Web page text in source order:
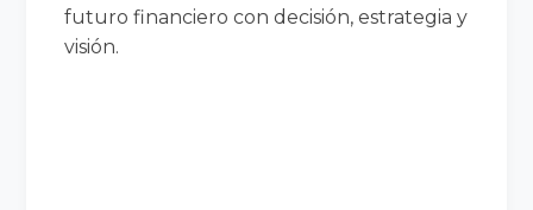
futuro financiero con decisión, estrategia y
visión.